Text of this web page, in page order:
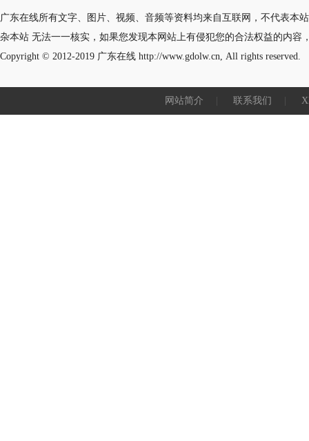
广东在线所有文字、图片、视频、音频等资料均来自互联网，不代表本
杂本站 无法一一核实，如果您发现本网站上有侵犯您的合法权益的内容
Copyright © 2012-2019 广东在线 http://www.gdolw.cn, All rights reserved.
网站简介 联系我们